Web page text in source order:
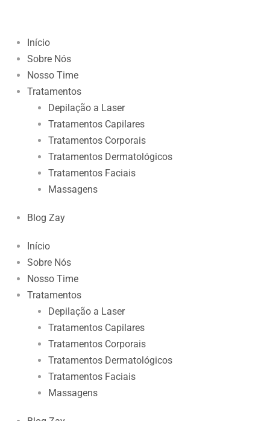
Início
Sobre Nós
Nosso Time
Tratamentos
Depilação a Laser
Tratamentos Capilares
Tratamentos Corporais
Tratamentos Dermatológicos
Tratamentos Faciais
Massagens
Blog Zay
Início
Sobre Nós
Nosso Time
Tratamentos
Depilação a Laser
Tratamentos Capilares
Tratamentos Corporais
Tratamentos Dermatológicos
Tratamentos Faciais
Massagens